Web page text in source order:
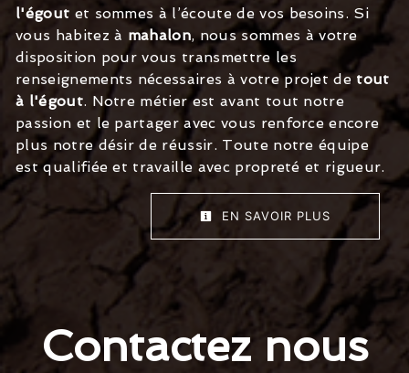
l'égout et sommes à l’écoute de vos besoins. Si
vous habitez à mahalon, nous sommes à votre
disposition pour vous transmettre les
renseignements nécessaires à votre projet de tout
à l'égout. Notre métier est avant tout notre
passion et le partager avec vous renforce encore
plus notre désir de réussir. Toute notre équipe
est qualifiée et travaille avec propreté et rigueur.
EN SAVOIR PLUS
Contactez nous